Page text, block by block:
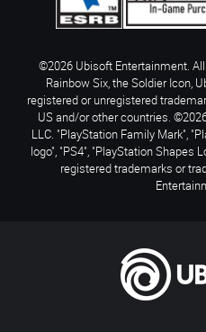
©2026 Ubisoft Entertainment. All
Rainbow Six, the Soldier Icon,
registered or unregistered
US and/or other countries.
LLC. "PlayStation Family Mark",
logo", "PS4", "PlayStation Shapes
registered trademarks or